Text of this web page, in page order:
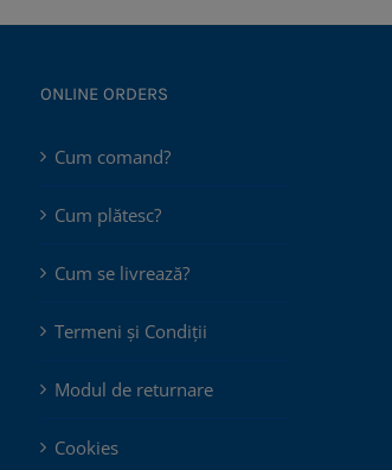
ONLINE ORDERS
Cum comand?
Cum plătesc?
Cum se livrează?
Termeni și Condiții
Modul de returnare
Cookies